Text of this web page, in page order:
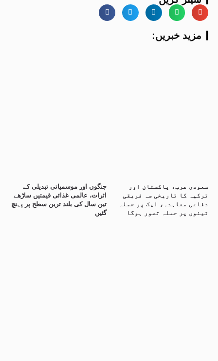
:مزید خبریں
جنگوں اور موسمیاتی تبدیلی کے
اثرات، عالمی غذائی قیمتیں ساڑھے
تین سال کی بلند ترین سطح پر پہنچ
گئیں
سعودی عرب، پاکستان اور
ترکیہ کا تاریخی سہ فریقی
دفاعی معاہدہ، ایک پر حملہ
تینوں پر حملہ تصور ہوگا